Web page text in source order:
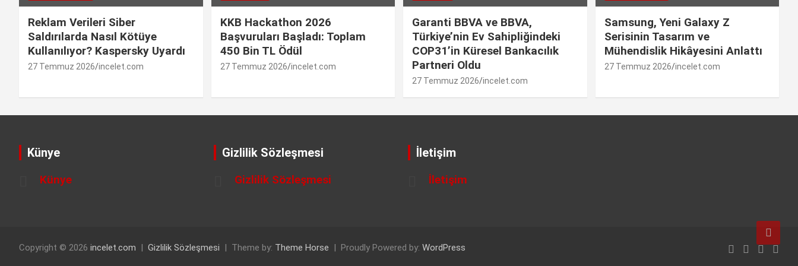
Reklam Verileri Siber
Saldırılarda Nasıl Kötüye
Kullanılıyor? Kaspersky Uyardı
27 Temmuz 2026 incelet.com
KKB Hackathon 2026
Başvuruları Başladı: Toplam
450 Bin TL Ödül
27 Temmuz 2026 incelet.com
Garanti BBVA ve BBVA,
Türkiye’nin Ev Sahipliğindeki
COP31’in Küresel Bankacılık
Partneri Oldu
27 Temmuz 2026 incelet.com
Samsung, Yeni Galaxy Z
Serisinin Tasarım ve
Mühendislik Hikâyesini Anlattı
27 Temmuz 2026 incelet.com
Künye
Künye
Gizlilik Sözleşmesi
Gizlilik Sözleşmesi
İletişim
İletişim
Copyright © 2026 incelet.com Gizlilik Sözleşmesi Theme by: Theme Horse Proudly Powered by: WordPress